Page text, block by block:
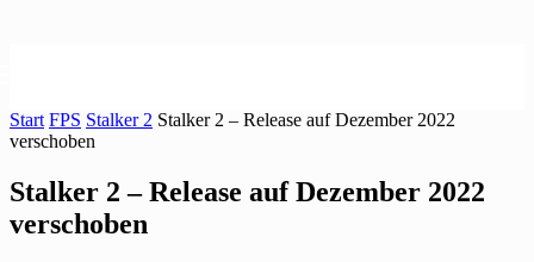
Start FPS Stalker 2 Stalker 2 – Release auf Dezember 2022
verschoben
Stalker 2 – Release auf Dezember 2022
verschoben